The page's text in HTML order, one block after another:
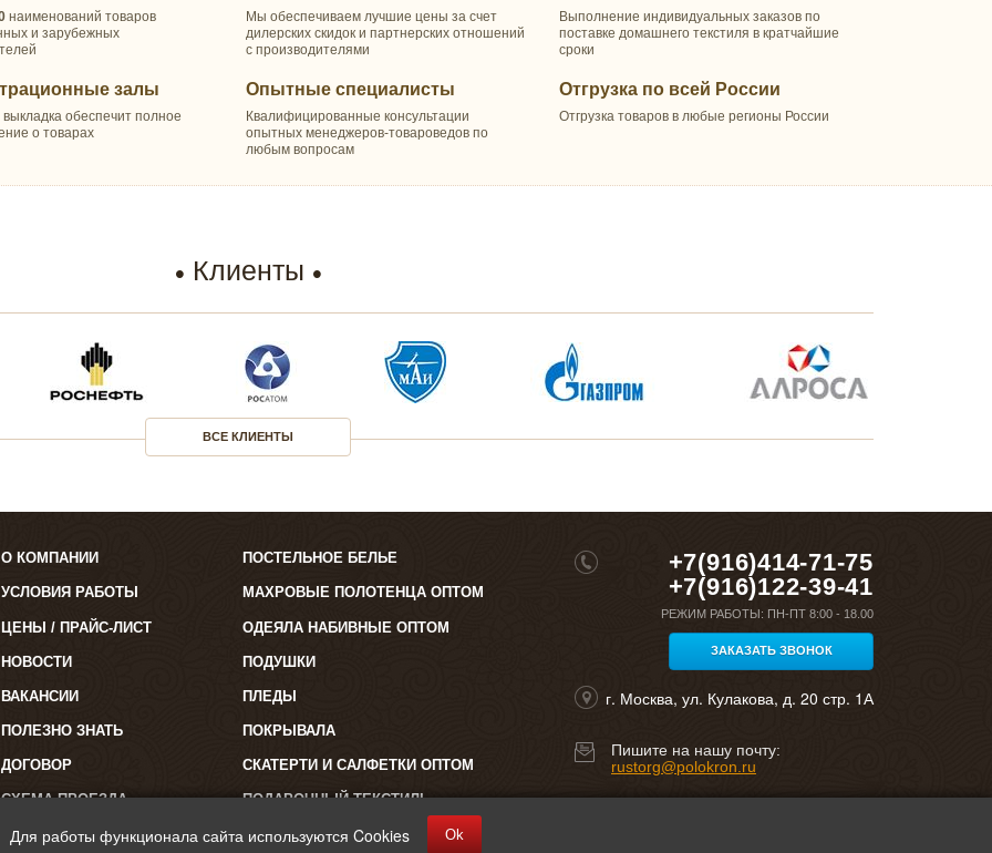
наименований товаров
и зарубежных
залы
обеспечит полное
о товарах
Мы обеспечиваем лучшие цены за счет
дилерских скидок и партнерских отношений
с производителями
Опытные специалисты
Квалифицированные консультации
опытных менеджеров-товароведов по
любым вопросам
Выполнение индивидуальных заказов по
поставке домашнего текстиля в кратчайшие
сроки
Отгрузка по всей России
Отгрузка товаров в любые регионы России
Клиенты
ВСЕ КЛИЕНТЫ
О КОМПАНИИ
УСЛОВИЯ РАБОТЫ
ЦЕНЫ / ПРАЙС-ЛИСТ
НОВОСТИ
ВАКАНСИИ
ПОЛЕЗНО ЗНАТЬ
ДОГОВОР
СХЕМА ПРОЕЗДА
ПОСТЕЛЬНОЕ БЕЛЬЕ
МАХРОВЫЕ ПОЛОТЕНЦА ОПТОМ
ОДЕЯЛА НАБИВНЫЕ ОПТОМ
ПОДУШКИ
ПЛЕДЫ
ПОКРЫВАЛА
СКАТЕРТИ И САЛФЕТКИ ОПТОМ
ПОДАРОЧНЫЙ ТЕКСТИЛЬ
+7(916)414-71-75
+7(916)122-39-41
РЕЖИМ РАБОТЫ: ПН-ПТ 8:00 - 18.00
ЗАКАЗАТЬ ЗВОНОК
г. Москва, ул. Кулакова, д. 20 стр. 1А
Пишите на нашу почту:
rustorg@polokron.ru
©2026 "Полокрон". Все права защищены
Для работы функционала сайта используются Cookies Ok